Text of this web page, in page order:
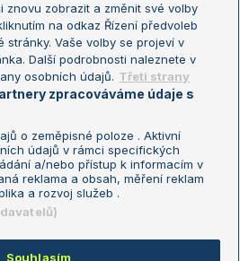
Nastavení soukromí
Reklama
Informace o zpracování osobních
údajů
znovu zobrazit a změnit své volby
na odkaz Řízení předvoleb
stránky. Vaše volby se projeví v
Další podrobnosti naleznete v
osobních údajů. Třetí strany
zpracováváme údaje s
o zeměpisné poloze . Aktivní
údajů v rámci specifických
a/nebo přístup k informacím v
reklama a obsah, měření reklam
a rozvoj služeb .
Souhlasím